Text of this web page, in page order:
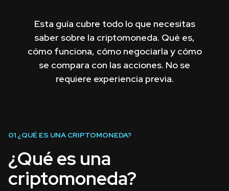
Esta guía cubre todo lo que necesitas
saber sobre la criptomoneda. Qué es,
cómo funciona, cómo negociarla y cómo
se compara con las acciones. No se
requiere experiencia previa.
01 ¿QUÉ ES UNA CRIPTOMONEDA?
¿Qué es una
criptomoneda?